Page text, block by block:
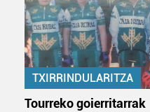
TXIRRINDULARITZA
Tourreko goierritarrak